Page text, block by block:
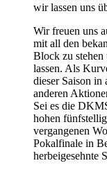
wir lassen uns
Wir freuen uns
mit all den
Block zu stehen
lassen. Als
dieser Saison in
anderen
Sei es die
hohen
vergangenen
Pokalfinale in
herbeigesehnte